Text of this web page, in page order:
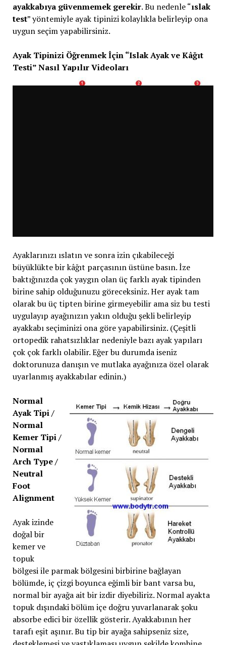
ayakkabıya güvenmemek gerekir. Bu nedenle “ıslak
test” yöntemiyle ayak tipinizi kolaylıkla belirleyip ona
uygun seçim yapabilirsiniz.
Ayak Tipinizi Öğrenmek İçin “Islak Ayak ve Kâğıt
Testi” Nasıl Yapılır Videoları
Ayaklarınızı ıslatın ve sonra izin çıkabileceği
büyüklükte bir kâğıt parçasının üstüne basın. İze
baktığınızda çok yaygın olan üç farklı ayak tipinden
birine sahip olduğunuzu göreceksiniz. Her ayak tam
olarak bu üç tipten birine girmeyebilir ama siz bu testi
uygulayıp ayağınızın yakın olduğu şekli belirleyip
ayakkabı seçiminizi ona göre yapabilirsiniz. (Çeşitli
ortopedik rahatsızlıklar nedeniyle bazı ayak yapıları
çok çok farklı olabilir. Eğer bu durumda iseniz
doktorunuza danışın ve mutlaka ayağınıza özel olarak
uyarlanmış ayakkabılar edinin.)
Normal
Ayak Tipi /
Normal
Kemer Tipi /
Normal
Arch Type /
Neutral
Foot
Alignment
Ayak izinde
doğal bir
kemer ve
topuk
bölgesi ile parmak bölgesini birbirine bağlayan
bölümde, iç çizgi boyunca eğimli bir bant varsa bu,
normal bir ayağa ait bir izdir diyebiliriz. Normal ayakta
topuk dışındaki bölüm içe doğru yuvarlanarak şoku
absorbe edici bir özellik gösterir. Ayakkabının her
tarafı eşit aşınır. Bu tip bir ayağa sahipseniz size,